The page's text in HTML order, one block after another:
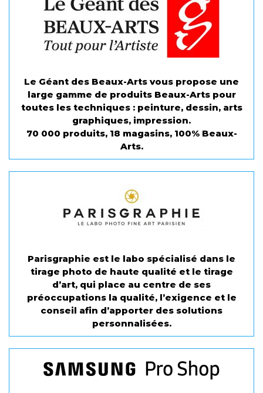
Le Géant des Beaux-Arts vous propose une
large gamme de produits Beaux-Arts pour
toutes les techniques : peinture, dessin, arts
graphiques, impression.
70 000 produits, 18 magasins, 100% Beaux-
Arts.
Parisgraphie est le labo spécialisé dans le
tirage photo de haute qualité et le tirage
d’art, qui place au centre de ses
préoccupations la qualité, l’exigence et le
conseil afin d’apporter des solutions
personnalisées.